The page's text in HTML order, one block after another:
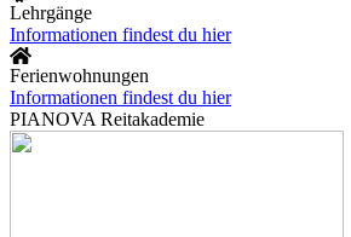
Lehrgänge
Informationen findest du hier
Ferienwohnungen
Informationen findest du hier
PIANOVA Reitakademie